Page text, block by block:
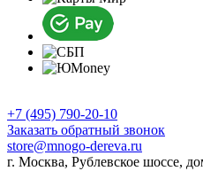
+7 (495) 790-20-10
Заказать обратный звонок
store@mnogo-dereva.ru
г. Москва, Рублевское шоссе,